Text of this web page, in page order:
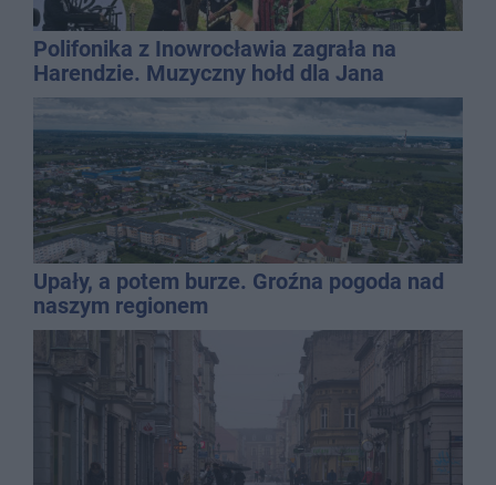
Polifonika z Inowrocławia zagrała na
Harendzie. Muzyczny hołd dla Jana
Kasprowicza
Upały, a potem burze. Groźna pogoda nad
naszym regionem